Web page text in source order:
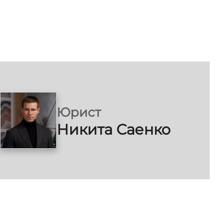
Юрист
Никита Саенко